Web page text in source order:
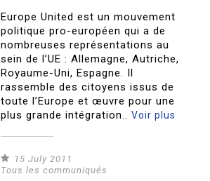
Europe United est un mouvement
politique pro-européen qui a de
nombreuses représentations au
sein de l’UE : Allemagne, Autriche,
Royaume-Uni, Espagne. Il
rassemble des citoyens issus de
toute l’Europe et œuvre pour une
plus grande intégration..Voir plus
15 July 2011
Tous les communiqués